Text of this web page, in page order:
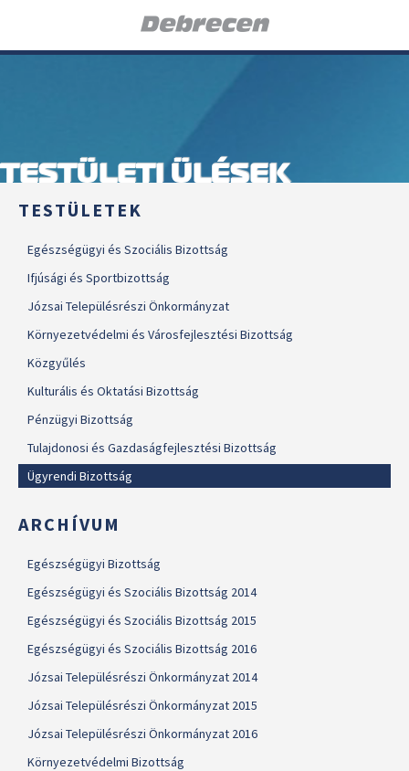
TESTÜLETI ÜLÉSEK
TESTÜLETEK
Egészségügyi és Szociális Bizottság
Ifjúsági és Sportbizottság
Józsai Településrészi Önkormányzat
Környezetvédelmi és Városfejlesztési Bizottság
Közgyűlés
Kulturális és Oktatási Bizottság
Pénzügyi Bizottság
Tulajdonosi és Gazdaságfejlesztési Bizottság
Ügyrendi Bizottság
ARCHÍVUM
Egészségügyi Bizottság
Egészségügyi és Szociális Bizottság 2014
Egészségügyi és Szociális Bizottság 2015
Egészségügyi és Szociális Bizottság 2016
Józsai Településrészi Önkormányzat 2014
Józsai Településrészi Önkormányzat 2015
Józsai Településrészi Önkormányzat 2016
Környezetvédelmi Bizottság